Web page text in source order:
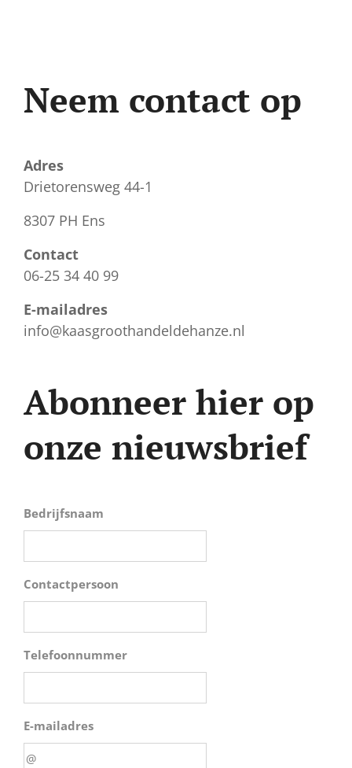
Neem contact op
Adres
Drietorensweg 44-1
8307 PH Ens
Contact
06-25 34 40 99
E-mailadres
info@kaasgroothandeldehanze.nl
Abonneer hier op
onze nieuwsbrief
Bedrijfsnaam
Contactpersoon
Telefoonnummer
E-mailadres